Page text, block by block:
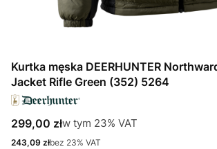
Kurtka męska DEERHUNTER
Jacket Rifle Green (352) 5264
Cena brutto
299,00 złw tym %s VAT
w tym 23% VAT
Cena netto
243,09 złbez 23% VAT